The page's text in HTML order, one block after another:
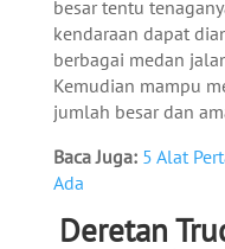
besar tentu
kendaraan dapat
berbagai medan
Kemudian mampu
jumlah besar dan
Baca Juga: 5 Alat
Ada
Deretan